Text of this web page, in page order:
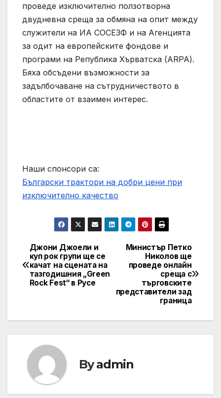
проведе изключително ползотворна
двудневна среща за обмяна на опит между
служители на ИА СОСЕЗФ и на Агенцията
за одит на европейските фондове и
програми на Република Хърватска (ARPA).
Бяха обсъдени възможности за
задълбочаване на сътрудничеството в
областите от взаимен интерес.
Наши спонсори са:
Български трактори на добри цени при
изключително качество
Post
navigation
Министър Петко
Николов ще
проведе онлайн
среща с
търговските
представители зад
граница
Джони Джоели и
куп рок групи ще се
качат на сцената на
тазгодишния „Green
Rock Fest“ в Русе
Byadmin